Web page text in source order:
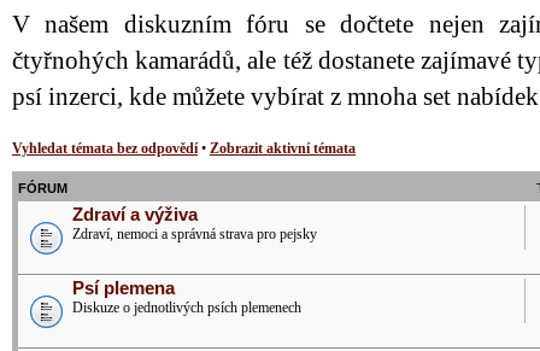
V našem diskuzním fóru se dočtete nejen
čtyřnohých kamarádů, ale též dostanete zajímavé
psí inzerci, kde můžete vybírat z mnoha set
Vyhledat témata bez odpovědí• Zobrazit aktivní témata
FÓRUM
Zdraví a výživa
Zdraví, nemoci a správná strava pro pejsky
Psí plemena
Diskuze o jednotlivých psích plemenech